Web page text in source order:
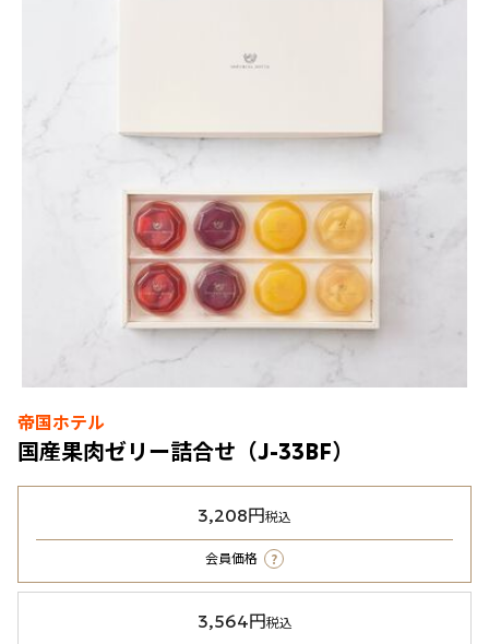
帝国ホテル
国産果肉ゼリー詰合せ（J-33BF）
3,208円税込
会員価格 ?
3,564円税込